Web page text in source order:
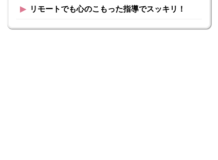
▶︎ リモートでも心のこもった指導でスッキリ！